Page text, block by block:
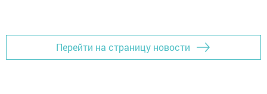
Перейти на страницу новости